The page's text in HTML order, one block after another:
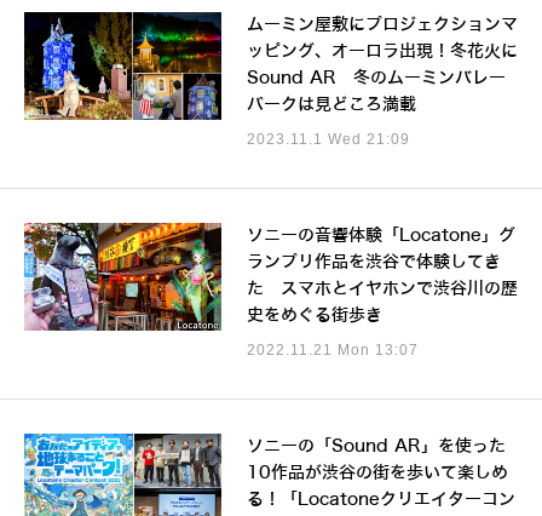
ムーミン屋敷にプロジェクションマ
ッピング、オーロラ出現！冬花火に
Sound AR 冬のムーミンバレー
パークは見どころ満載
2023.11.1 Wed 21:09
ソニーの音響体験「Locatone」グ
ランプリ作品を渋谷で体験してき
た スマホとイヤホンで渋谷川の歴
史をめぐる街歩き
2022.11.21 Mon 13:07
ソニーの「Sound AR」を使った
10作品が渋谷の街を歩いて楽しめ
る！「Locatoneクリエイターコン